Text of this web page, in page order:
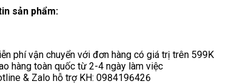
sản phẩm:
phí vận chuyển với đơn hàng có giá trị trên 599K
hàng toàn quốc từ 2-4 ngày làm việc
& Zalo hỗ trợ KH: 0984196426